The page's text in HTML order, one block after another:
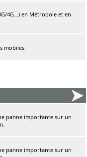
4G...) en Métropole et en
mobiles
panne importante sur un
panne importante sur un